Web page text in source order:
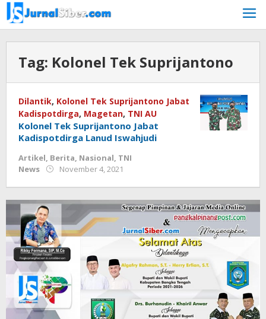
Skip
to
content
Tag: Kolonel Tek Suprijantono
Dilantik, Kolonel Tek Suprijantono Jabat
Kadispotdirga, Magetan, TNI AU
Kolonel Tek Suprijantono Jabat
Kadispotdirga Lanud Iswahjudi
Artikel, Berita, Nasional, TNI
News
November 4, 2021